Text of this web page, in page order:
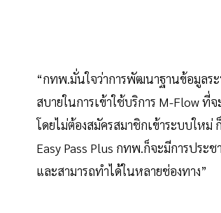
“กทพ.มั่นใจว่าการพัฒนาฐานข้อมูลระ
สบายในการเข้าใช้บริการ M-Flow
โดยไม่ต้องสมัครสมาชิกเข้าระบบใหม่
Easy Pass Plus กทพ.ก็จะมีการประ
และสามารถทำได้ในหลายช่องทาง”